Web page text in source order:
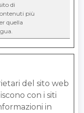
di
più
quella
del sito web
con i siti
in